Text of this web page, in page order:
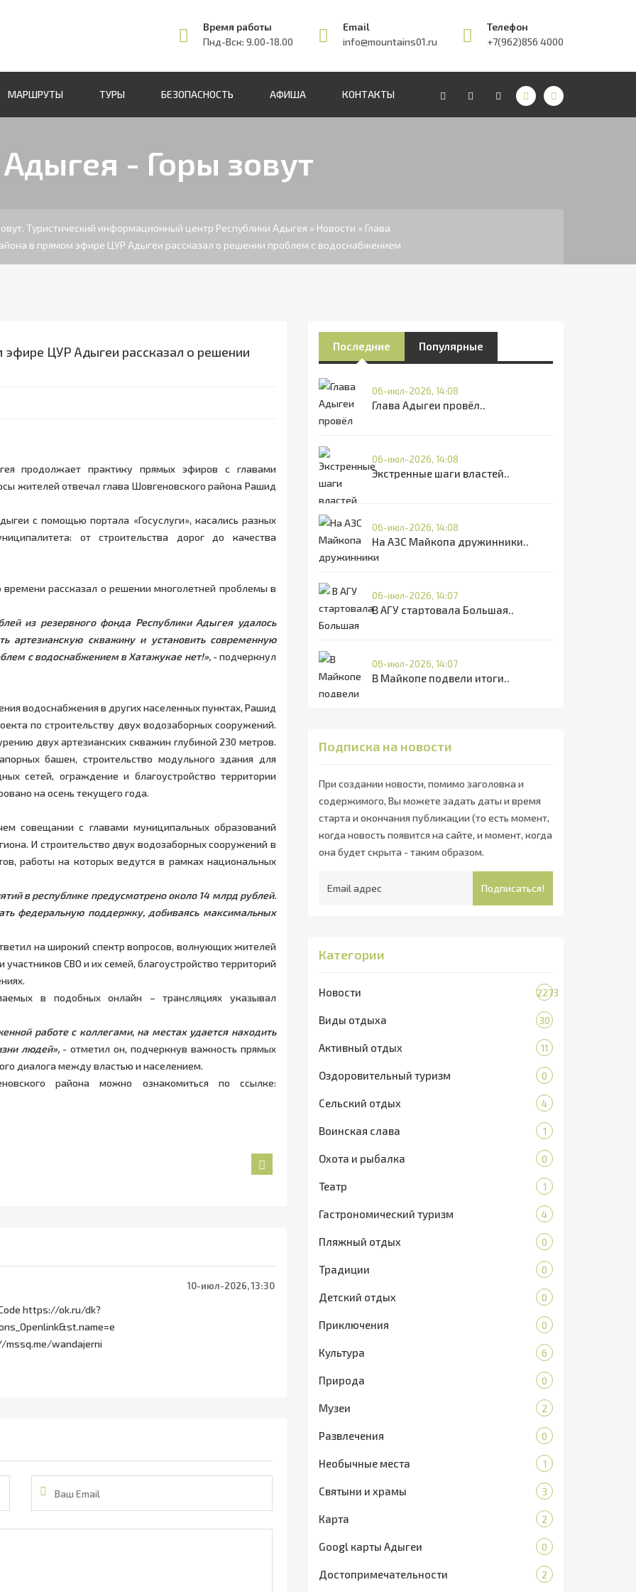
Время работы
Пнд-Вск: 9.00-18.00
Email
info@mountains01.ru
Телефон
+7(962)856 4000
МАРШРУТЫ ТУРЫ БЕЗОПАСНОСТЬ АФИША КОНТАКТЫ
Адыгея - Горы зовут
Туристический информационный центр Республики Адыгея » Новости » Глава
в прямом эфире ЦУР Адыгеи рассказал о решении проблем с водоснабжением
ЦУР Адыгеи рассказал о решении
продолжает практику прямых эфиров с главами
жителей отвечал глава Шовгеновского района Рашид
с помощью портала «Госуслуги», касались разных
от строительства дорог до качества
рассказал о решении многолетней проблемы в
из резервного фонда Республики Адыгея удалось
артезианскую скважину и установить современную
с водоснабжением в Хатажукае нет!»,- подчеркнул
водоснабжения в других населенных пунктах, Рашид
по строительству двух водозаборных сооружений.
двух артезианских скважин глубиной 230 метров.
башен, строительство модульного здания для
сетей, ограждение и благоустройство территории
на осень текущего года.
совещании с главами муниципальных образований
И строительство двух водозаборных сооружений в
работы на которых ведутся в рамках национальных
в республике предусмотрено около 14 млрд рублей.
федеральную поддержку, добиваясь максимальных
на широкий спектр вопросов, волнующих жителей
СВО и их семей, благоустройство территорий
в подобных онлайн – трансляциях указывал
работе с коллегами, на местах удается находить
людей»,- отметил он, подчеркнув важность прямых
диалога между властью и населением.
района можно ознакомиться по ссылке:
10-июл-2026, 13:30
https://ok.ru/dk?
wandajerni
Последние Популярные
06-июл-2026, 14:08
Глава Адыгеи провёл..
06-июл-2026, 14:08
Экстренные шаги властей..
06-июл-2026, 14:08
На АЗС Майкопа дружинники..
06-июл-2026, 14:07
В АГУ стартовала Большая..
06-июл-2026, 14:07
В Майкопе подвели итоги..
Подписка на новости
При создании новости, помимо заголовка и
содержимого, Вы можете задать даты и время
старта и окончания публикации (то есть момент,
когда новость появится на сайте, и момент, когда
она будет скрыта - таким образом.
Подписаться!
Категории
Новости 2273
Виды отдыха 30
Активный отдых 11
Оздоровительный туризм 0
Сельский отдых 4
Воинская слава 1
Охота и рыбалка 0
Театр 1
Гастрономический туризм 4
Пляжный отдых 0
Традиции 0
Детский отдых 0
Приключения 0
Культура 6
Природа 0
Музеи 2
Развлечения 0
Необычные места 1
Святыни и храмы 3
Карта 2
Googl карты Адыгеи 0
Достопримечательности 2